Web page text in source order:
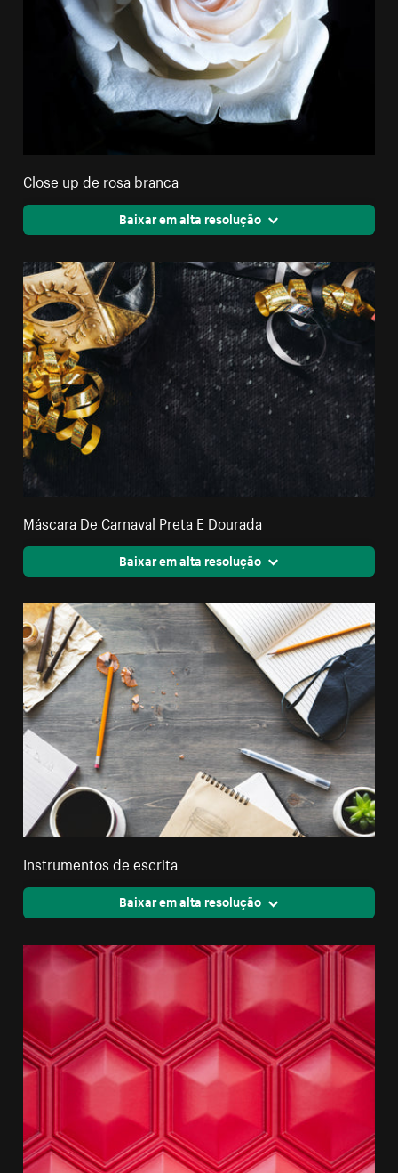
Close up de rosa branca
Baixar em alta resolução
Máscara De Carnaval Preta E Dourada
Baixar em alta resolução
Instrumentos de escrita
Baixar em alta resolução